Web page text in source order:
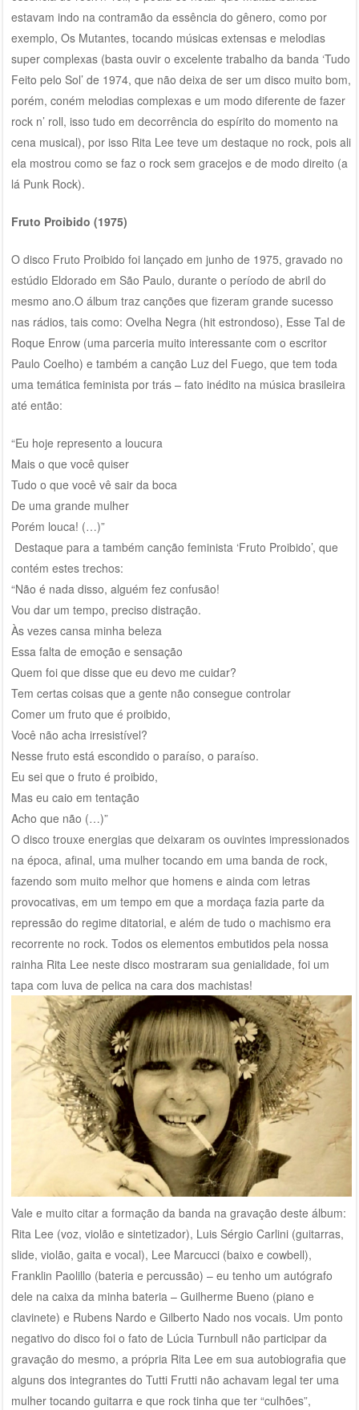
estavam indo na contramão da essência do gênero, como por
exemplo, Os Mutantes, tocando músicas extensas e melodias
super complexas (basta ouvir o excelente trabalho da banda ‘Tudo
Feito pelo Sol’ de 1974, que não deixa de ser um disco muito bom,
porém, coném melodias complexas e um modo diferente de fazer
rock n’ roll, isso tudo em decorrência do espírito do momento na
cena musical), por isso Rita Lee teve um destaque no rock, pois ali
ela mostrou como se faz o rock sem gracejos e de modo direito (a
lá Punk Rock).
Fruto Proibido (1975)
O disco Fruto Proibido foi lançado em junho de 1975, gravado no
estúdio Eldorado em São Paulo, durante o período de abril do
mesmo ano.O álbum traz canções que fizeram grande sucesso
nas rádios, tais como: Ovelha Negra (hit estrondoso), Esse Tal de
Roque Enrow (uma parceria muito interessante com o escritor
Paulo Coelho) e também a canção Luz del Fuego, que tem toda
uma temática feminista por trás – fato inédito na música brasileira
até então:
“Eu hoje represento a loucura
Mais o que você quiser
Tudo o que você vê sair da boca
De uma grande mulher
Porém louca! (…)”
Destaque para a também canção feminista ‘Fruto Proibido’, que
contém estes trechos:
“Não é nada disso, alguém fez confusão!
Vou dar um tempo, preciso distração.
Às vezes cansa minha beleza
Essa falta de emoção e sensação
Quem foi que disse que eu devo me cuidar?
Tem certas coisas que a gente não consegue controlar
Comer um fruto que é proibido,
Você não acha irresistível?
Nesse fruto está escondido o paraíso, o paraíso.
Eu sei que o fruto é proibido,
Mas eu caio em tentação
Acho que não (…)”
O disco trouxe energias que deixaram os ouvintes impressionados
na época, afinal, uma mulher tocando em uma banda de rock,
fazendo som muito melhor que homens e ainda com letras
provocativas, em um tempo em que a mordaça fazia parte da
repressão do regime ditatorial, e além de tudo o machismo era
recorrente no rock. Todos os elementos embutidos pela nossa
rainha Rita Lee neste disco mostraram sua genialidade, foi um
tapa com luva de pelica na cara dos machistas!
Vale e muito citar a formação da banda na gravação deste álbum:
Rita Lee (voz, violão e sintetizador), Luis Sérgio Carlini (guitarras,
slide, violão, gaita e vocal), Lee Marcucci (baixo e cowbell),
Franklin Paolillo (bateria e percussão) – eu tenho um autógrafo
dele na caixa da minha bateria – Guilherme Bueno (piano e
clavinete) e Rubens Nardo e Gilberto Nado nos vocais. Um ponto
negativo do disco foi o fato de Lúcia Turnbull não participar da
gravação do mesmo, a própria Rita Lee em sua autobiografia que
alguns dos integrantes do Tutti Frutti não achavam legal ter uma
mulher tocando guitarra e que rock tinha que ter “culhões”,